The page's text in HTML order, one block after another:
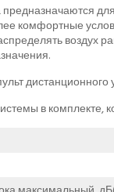
предназначаются
комфортные
дистанционного
в комплекте,